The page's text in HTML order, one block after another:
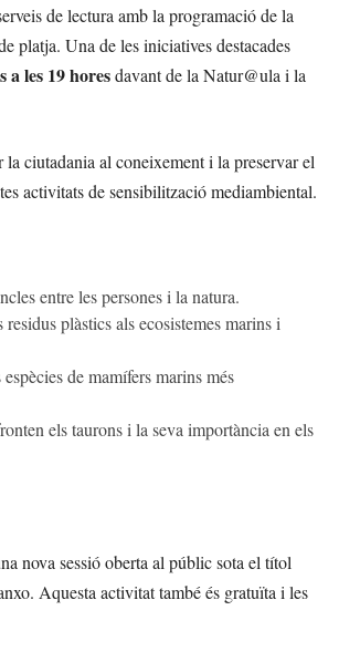
de lectura amb la programació de la
platja. Una de les iniciatives destacades
a les 19 horesdavant de la Natur@ula i la
ciutadania al coneixement i la preservar el
activitats de sensibilització mediambiental.
entre les persones i la natura.
plàstics als ecosistemes marins i
de mamífers marins més
els taurons i la seva importància en els
nova sessió oberta al públic sota el títol
Aquesta activitat també és gratuïta i les